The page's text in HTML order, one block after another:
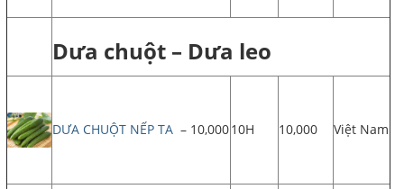
Dưa chuột – Dưa leo
DƯA CHUỘT NẾP TA – 10,00010H 10,000 Việt Nam